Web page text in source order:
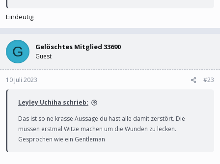
Eindeutig
G Gelöschtes Mitglied 33690
Guest
10 Juli 2023 #23
Leyley Uchiha schrieb:
Das ist so ne krasse Aussage du hast alle damit zerstört. Die
müssen erstmal Witze machen um die Wunden zu lecken.
Gesprochen wie ein Gentleman